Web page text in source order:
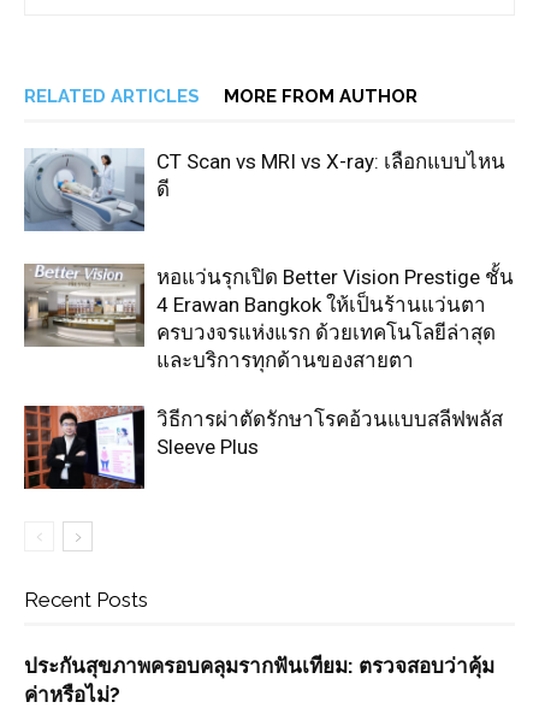
RELATED ARTICLES MORE FROM AUTHOR
CT Scan vs MRI vs X-ray: เลือกแบบไหน
ดี
หอแว่นรุกเปิด Better Vision Prestige ชั้น
4 Erawan Bangkok ให้เป็นร้านแว่นตา
ครบวงจรแห่งแรก ด้วยเทคโนโลยีล่าสุด
และบริการทุกด้านของสายตา
วิธีการผ่าตัดรักษาโรคอ้วนแบบสลีฟพลัส
Sleeve Plus
Recent Posts
ประกันสุขภาพครอบคลุมรากฟันเทียม: ตรวจสอบว่าคุ้ม
ค่าหรือไม่?